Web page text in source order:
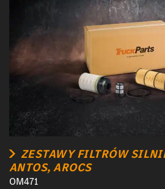
ZESTAWY FILTRÓW
ANTOS, AROCS
OM471